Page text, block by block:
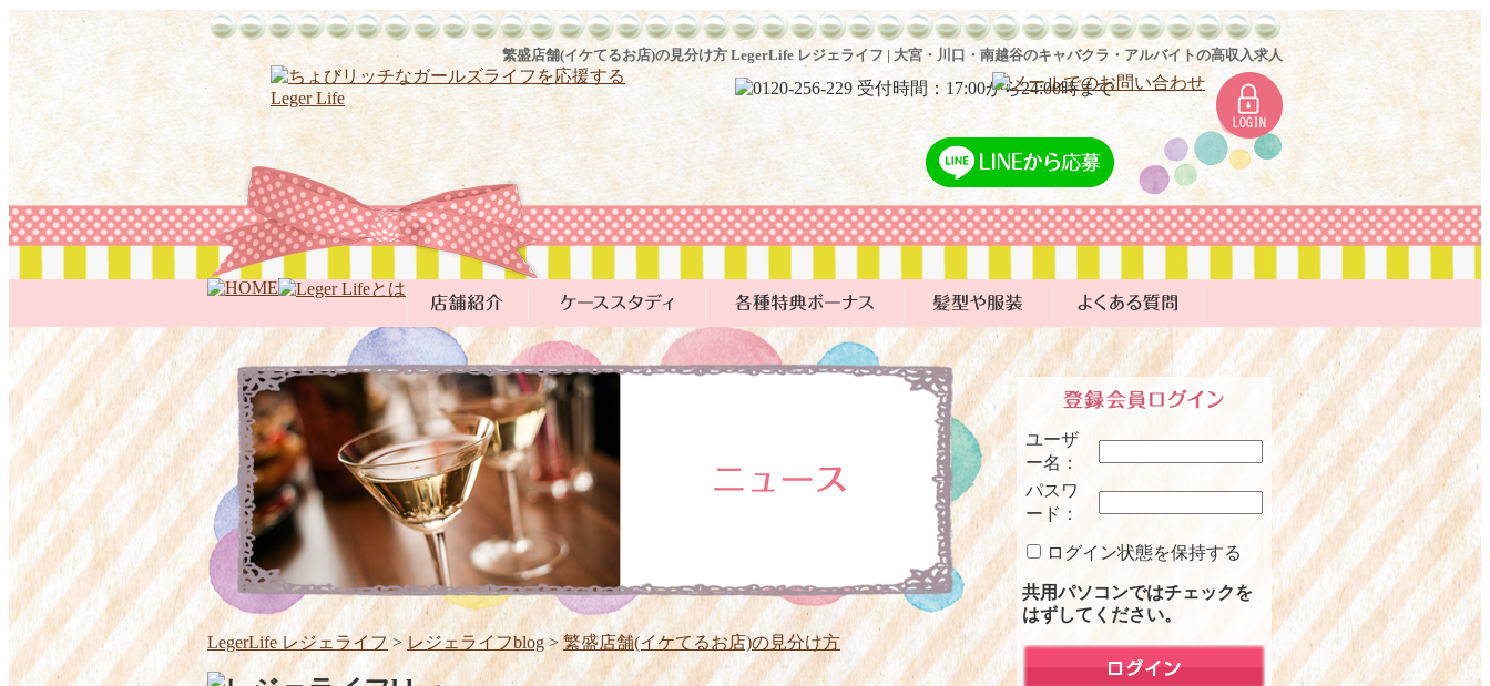
繁盛店舗(イケてるお店)の見分け方 LegerLife レジェライフ | 大宮・川口・南越谷のキャバクラ・アルバイトの高収入求人
LegerLife レジェライフ>レジェライフblog>繁盛店舗(イケてるお店)の見分け方
ユーザ
ー名：
パスワ
ード：
ログイン状態を保持する
共用パソコンではチェックを
はずしてください。